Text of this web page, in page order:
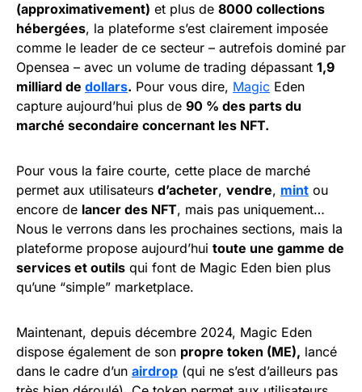
(approximativement) et plus de 8000 collections
hébergées, la plateforme s’est clairement imposée
comme le leader de ce secteur – autrefois dominé par
Opensea – avec un volume de trading dépassant 1,9
milliard de dollars. Pour vous dire, Magic Eden
capture aujourd’hui plus de 90 % des parts du
marché secondaire concernant les NFT.
Pour vous la faire courte, cette place de marché
permet aux utilisateurs d’acheter, vendre, mint ou
encore de lancer des NFT, mais pas uniquement…
Nous le verrons dans les prochaines sections, mais la
plateforme propose aujourd’hui toute une gamme de
services et outils qui font de Magic Eden bien plus
qu’une “simple” marketplace.
Maintenant, depuis décembre 2024, Magic Eden
dispose également de son propre token (ME), lancé
dans le cadre d’un airdrop (qui ne s’est d’ailleurs pas